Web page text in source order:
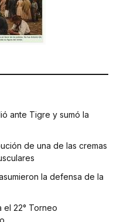
ante Tigre y sumó la
de una de las cremas
la defensa de la
el 22° Torneo